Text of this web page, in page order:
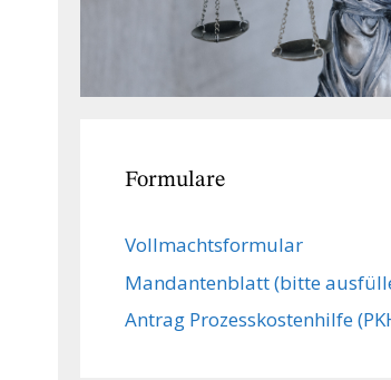
Formulare
Vollmachts­formular
Mandanten­blatt (bitte
Antrag Prozesskostenhilfe